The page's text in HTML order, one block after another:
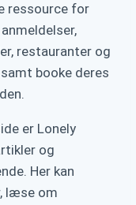
ressource for
restauranter og
booke deres
er Lonely
og
Her kan
læse om